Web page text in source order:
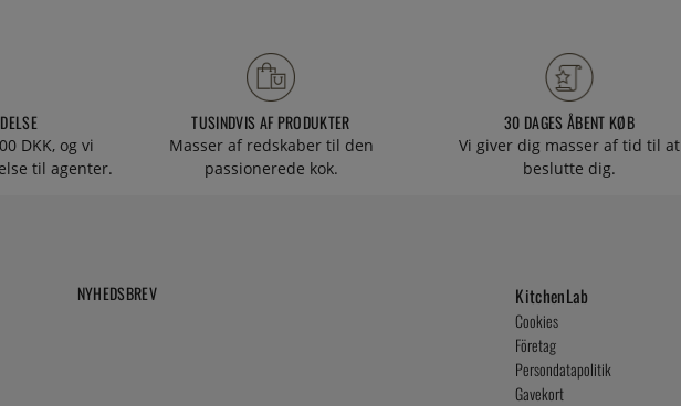
DKK, og vi
til agenter.
TUSINDVIS AF PRODUKTER
Masser af redskaber til den
passionerede kok.
30 DAGES ÅBENT KØB
Vi giver dig masser af tid til at
beslutte dig.
NYHEDSBREV KitchenLab
Cookies
Företag
Persondatapolitik
Gavekort